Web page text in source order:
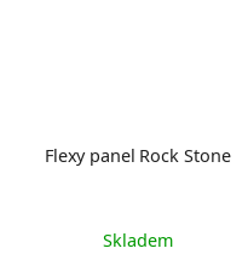
Flexy panel Rock Stone
Skladem